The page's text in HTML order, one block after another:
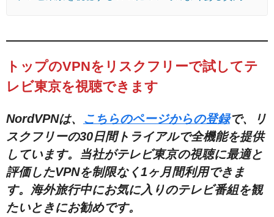
トップのVPNをリスクフリーで試してテ
レビ東京を視聴できます
NordVPNは、 こちらのページからの登録で、リ
スクフリーの30日間トライアルで全機能を提供
しています。当社がテレビ東京の視聴に最適と
評価したVPNを制限なく1ヶ月間利用できま
す。海外旅行中にお気に入りのテレビ番組を観
たいときにお勧めです。